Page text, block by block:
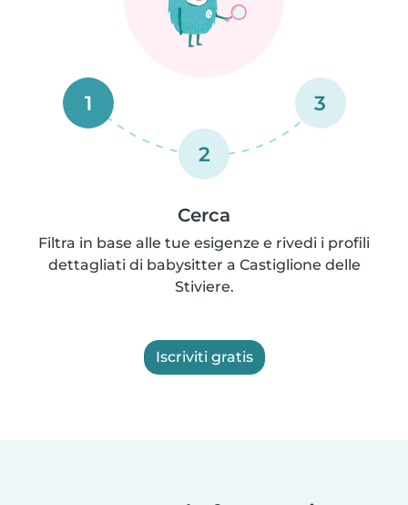
1
2
3
Cerca
Filtra in base alle tue esigenze e rivedi i profili
dettagliati di babysitter a Castiglione delle
Stiviere.
Iscriviti gratis